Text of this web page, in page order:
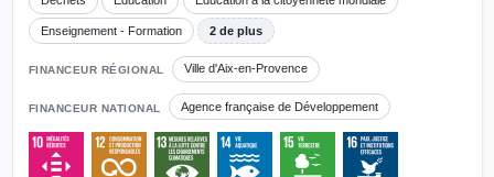
Enseignement - Formation 2 de plus
FINANCEUR RÉGIONAL Ville d'Aix-en-Provence
FINANCEUR NATIONAL Agence française de Développement